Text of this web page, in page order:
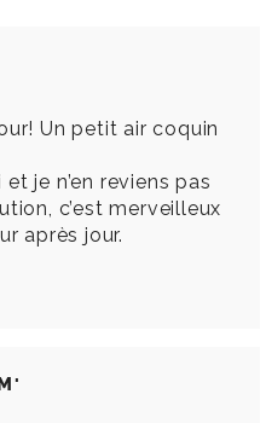
Un petit air coquin
je n’en reviens pas
c’est merveilleux
après jour.